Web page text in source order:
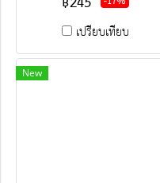
ขาย Line : @jacketbkk (มี@ค่ะ)
เปรียบเทียบ
New